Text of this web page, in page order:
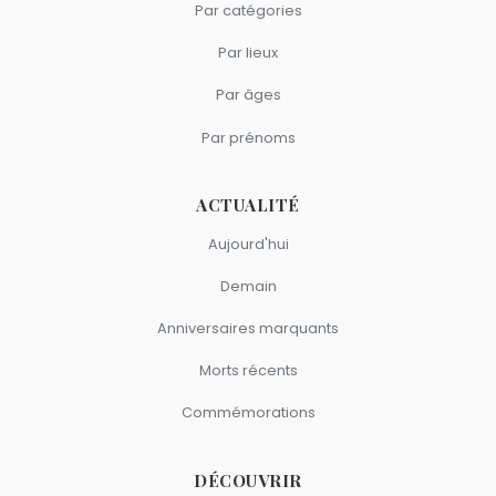
Par catégories
Par lieux
Par âges
Par prénoms
ACTUALITÉ
Aujourd'hui
Demain
Anniversaires marquants
Morts récents
Commémorations
DÉCOUVRIR